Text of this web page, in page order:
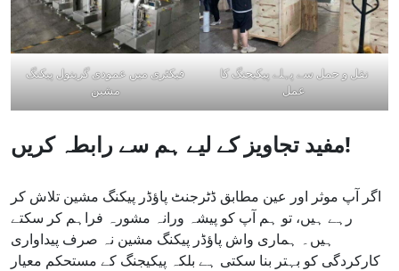
فیکٹری میں عمودی گرینول پیکنگ
مشین
نقل و حمل سے پہلے پیکیجنگ کا
عمل
مفید تجاویز کے لیے ہم سے رابطہ کریں!
اگر آپ موثر اور عین مطابق ڈٹرجنٹ پاؤڈر پیکنگ مشین تلاش کر
رہے ہیں، تو ہم آپ کو پیشہ ورانہ مشورہ فراہم کر سکتے
ہیں۔ ہماری واش پاؤڈر پیکنگ مشین نہ صرف پیداواری
کارکردگی کو بہتر بنا سکتی ہے بلکہ پیکیجنگ کے مستحکم معیار